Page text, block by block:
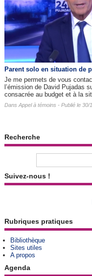
Parent solo en situation de
Je me permets de vous
l’émission de David Pujadas
consacrée au budget et à la
Dans Appel à témoins - Publié le 30/
Recherche
Suivez-nous !
Rubriques pratiques
Bibliothèque
Sites utiles
A propos
Agenda